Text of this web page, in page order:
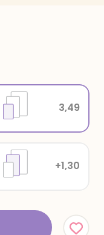
+1,30
3,49